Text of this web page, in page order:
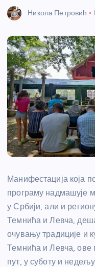
Никола Петровић
Манифестација која
програму надмашује
у Србији, али и
Темнића и Левча,
очувању традиције и
Темнића и Левча, ове
пут, у суботу и